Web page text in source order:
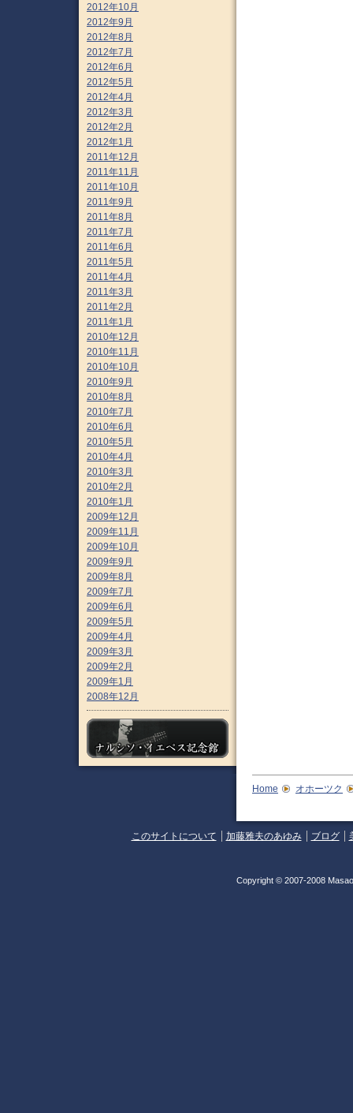
2012年10月
2012年9月
2012年8月
2012年7月
2012年6月
2012年5月
2012年4月
2012年3月
2012年2月
2012年1月
2011年12月
2011年11月
2011年10月
2011年9月
2011年8月
2011年7月
2011年6月
2011年5月
2011年4月
2011年3月
2011年2月
2011年1月
2010年12月
2010年11月
2010年10月
2010年9月
2010年8月
2010年7月
2010年6月
2010年5月
2010年4月
2010年3月
2010年2月
2010年1月
2009年12月
2009年11月
2009年10月
2009年9月
2009年8月
2009年7月
2009年6月
2009年5月
2009年4月
2009年3月
2009年2月
2009年1月
2008年12月
Home オホーツク
このサイトについて 加藤雅夫のあゆみ ブログ
Copyright © 2007-2008